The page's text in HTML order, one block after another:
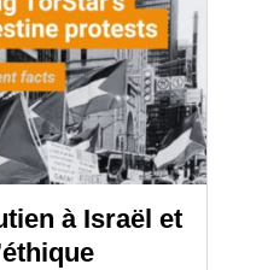
à Israël et